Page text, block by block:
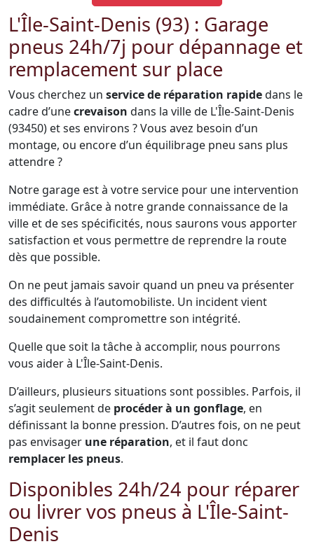
L'Île-Saint-Denis (93) : Garage
pneus 24h/7j pour dépannage et
remplacement sur place
Vous cherchez un service de réparation rapidedans le
cadre d’unecrevaison dans la ville de L'Île-Saint-Denis
(93450) et ses environs ? Vous avez besoin d’un
montage, ou encore d’un équilibrage pneu sans plus
attendre ?
Notre garage est à votre service pour une intervention
immédiate. Grâce à notre grande connaissance de la
ville et de ses spécificités, nous saurons vous apporter
satisfaction et vous permettre de reprendre la route
dès que possible.
On ne peut jamais savoir quand un pneu va présenter
des difficultés à l’automobiliste. Un incident vient
soudainement compromettre son intégrité.
Quelle que soit la tâche à accomplir, nous pourrons
vous aider à L'Île-Saint-Denis.
D’ailleurs, plusieurs situations sont possibles. Parfois, il
s’agit seulement de procéder à un gonflage, en
définissant la bonne pression. D’autres fois, on ne peut
pas envisager une réparation, et il faut donc
remplacer les pneus.
Disponibles 24h/24 pour réparer
ou livrer vos pneus à L'Île-Saint-
Denis